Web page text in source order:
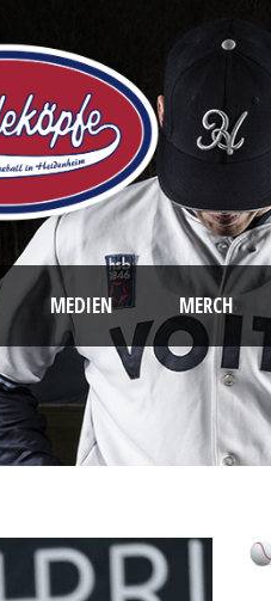
MEDIEN MERCH